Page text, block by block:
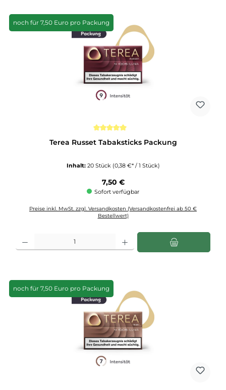
noch für 7,50 Euro pro Packung
Terea Russet Tabaksticks Packung
Inhalt: 20 Stück (0,38 €* / 1 Stück)
Regulärer Preis:
7,50 €
Sofort verfügbar
Preise inkl. MwSt. zzgl. Versandkosten (Versandkostenfrei ab 50 €
Bestellwert)
Produkt Anzahl: Gib den gewünschten Wert ein oder benutze die Schaltflächen
noch für 7,50 Euro pro Packung